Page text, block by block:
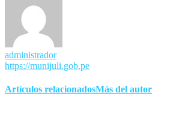
administrador
https://munijuli.gob.pe
Artículos relacionadosMás del autor